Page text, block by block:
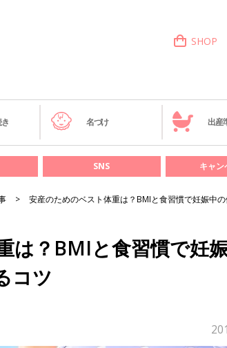
SHOP
名づけ 出産
SNS キャン
安産のためのベスト体重は？BMIと食習慣で妊娠中
は？BMIと食習慣で妊
コツ